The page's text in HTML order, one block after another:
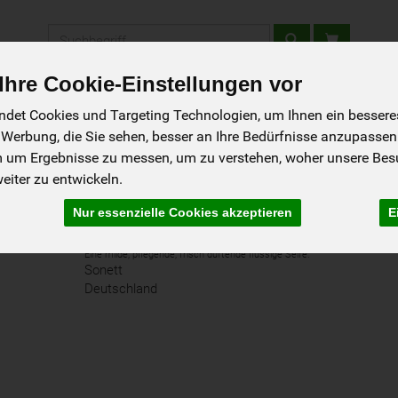
Cookie-Einstellungen vor
Cookies und Targeting Technologien, um Ihnen ein
die Sie sehen, besser an Ihre Bedürfnisse
Ergebnisse zu messen, um zu verstehen, woher unsere
zu entwickeln.
Nur essenzielle Cookies akzeptieren
- Schnupperkiste Gutscheine Aktionen Rezepte So
Handseife Citrus - Nachfüllfl.
Eine milde, pflegende, frisch duftende flüssige Seife.
Sonett
Deutschland